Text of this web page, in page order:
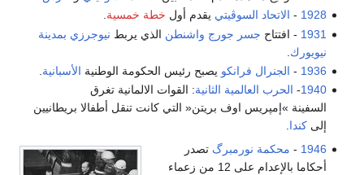
1928
- الاتحاد السوڤيتي يقدم أول خطة خمسية
1931 - افتتاح جسر جورج واشنطن الذي يربط نيوجرزي بمدينة
نيويورك
1936
- الجنرال فرانكو يصبح رئيس الحكومة الوطنية الأسبانية
1940
- ‬الحرب العالمية الثانية
‮: ‬القوات الالمانية تغرق
السفينة‮ »‬إمپريس اوف بريتن‮« ‬التي‮ ‬كانت تنقل أطفالا بريطانيين
إلىكندا‮.‬
1946
- محكمة نورمبرگ تصدر
أحكاما بالإعدام على 12 من زعماء